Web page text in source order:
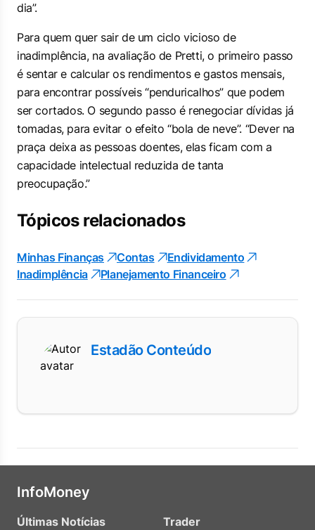
dia”.
Para quem quer sair de um ciclo vicioso de
inadimplência, na avaliação de Pretti, o primeiro passo
é sentar e calcular os rendimentos e gastos mensais,
para encontrar possíveis “penduricalhos” que podem
ser cortados. O segundo passo é renegociar dívidas já
tomadas, para evitar o efeito “bola de neve”. “Dever na
praça deixa as pessoas doentes, elas ficam com a
capacidade intelectual reduzida de tanta
preocupação.”
Tópicos relacionados
Minhas Finanças Contas
Endividamento
Inadimplência
Planejamento Financeiro
Estadão Conteúdo
InfoMoney
Últimas Notícias
Trader